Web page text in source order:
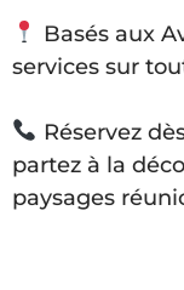
Basés aux
services sur
Réservez
partez à la
paysages